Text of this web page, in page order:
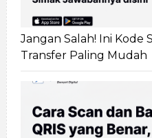
Jangan Salah! Ini Kode
Transfer Paling Mudah